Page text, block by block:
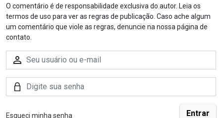
O comentário é de responsabilidade exclusiva do autor. Leia os
termos de uso para ver as regras de publicação. Caso ache algum
um comentário que viole as regras, denuncie na nossa página de
contato.
Esqueci minha senha